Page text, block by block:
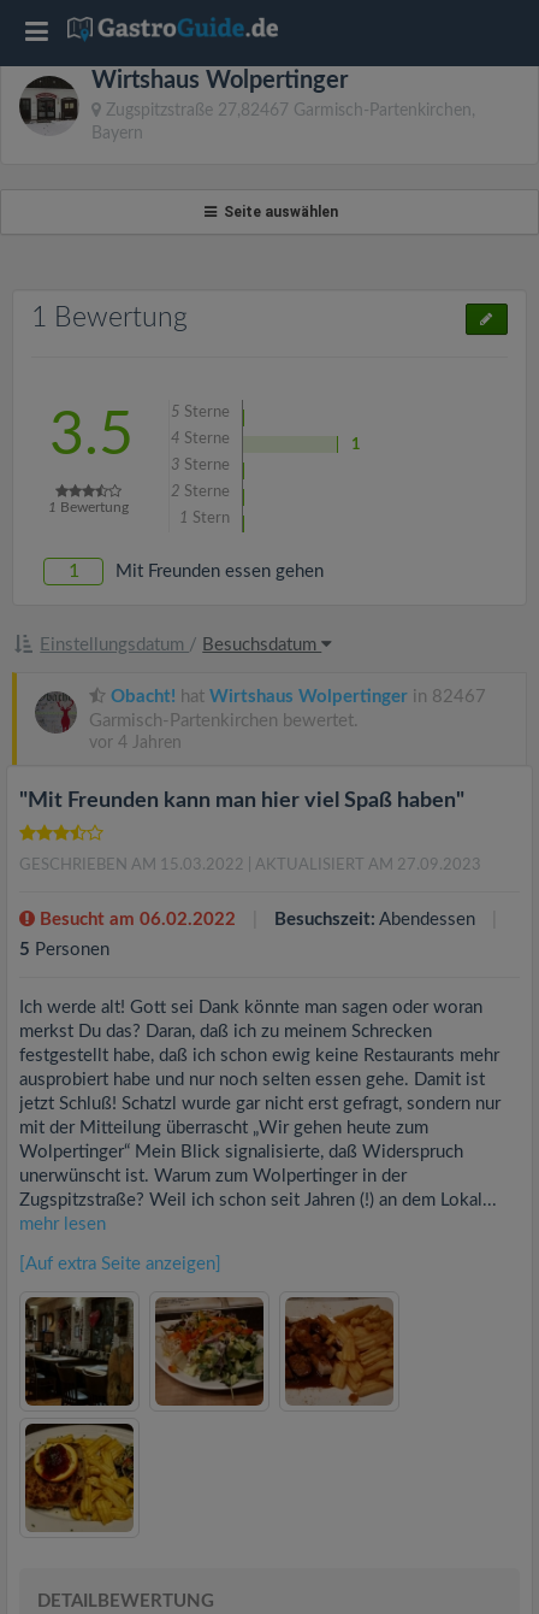
Wirtshaus Wolpertinger
Zugspitzstraße 27,82467 Garmisch-Partenkirchen,
Bayern
Seite auswählen
1 Bewertung
3.5
1 Bewertung
5 Sterne
4 Sterne
1
3 Sterne
2 Sterne
1 Stern
1 Mit Freunden essen gehen
Einstellungsdatum / Besuchsdatum
Obacht! hat Wirtshaus Wolpertinger in 82467
Garmisch-Partenkirchen bewertet.
vor 4 Jahren
"Mit Freunden kann man hier viel Spaß haben"
GESCHRIEBEN AM 15.03.2022 | AKTUALISIERT AM 27.09.2023
Besucht am 06.02.2022 Besuchszeit: Abendessen
5 Personen
Ich werde alt! Gott sei Dank könnte man sagen oder woran
merkst Du das? Daran, daß ich zu meinem Schrecken
festgestellt habe, daß ich schon ewig keine Restaurants mehr
ausprobiert habe und nur noch selten essen gehe. Damit ist
jetzt Schluß! Schatzl wurde gar nicht erst gefragt, sondern nur
mit der Mitteilung überrascht „Wir gehen heute zum
Wolpertinger“ Mein Blick signalisierte, daß Widerspruch
unerwünscht ist. Warum zum Wolpertinger in der
Zugspitzstraße? Weil ich schon seit Jahren (!) an dem Lokal...
mehr lesen
[Auf extra Seite anzeigen]
DETAILBEWERTUNG
T
o
n
a
t
i
o